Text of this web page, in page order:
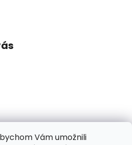
Vám umožnili